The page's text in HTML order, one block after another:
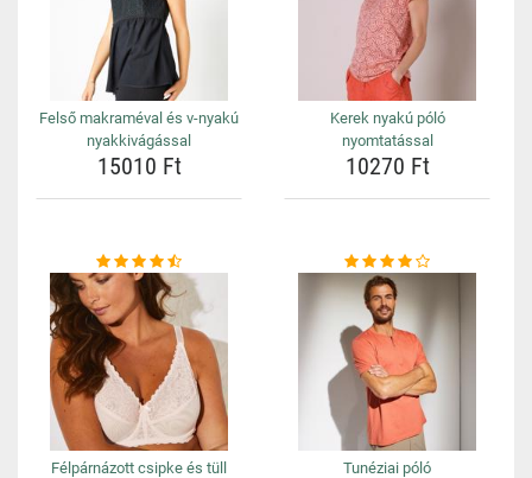
Felső makraméval és v-nyakú
nyakkivágással
15010 Ft
Kerek nyakú póló
nyomtatással
10270 Ft
Félpárnázott csipke és tüll
Tunéziai póló